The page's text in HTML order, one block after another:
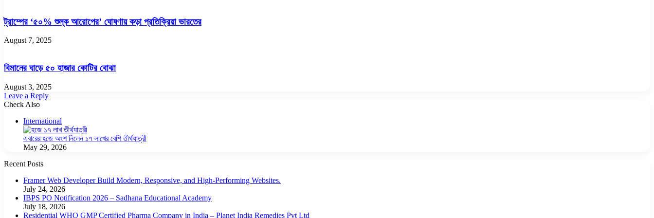
ট্রাম্পের ‘৫০% শুল্ক আরোপের’ ঘোষণায় কড়া প্রতিক্রিয়া ভারতের
August 7, 2025
বিমানের ঘাড়ে ৫০ হাজার কোটির বোঝা
August 3, 2025
Leave a Reply
Check Also
International
এবারের হজে অংশ নিলেন ১৭ লাখের বেশি তীর্থযাত্রী
May 29, 2026
Recent Posts
Framer Web Developer Build Modern, Responsive, and High-Performing Websites.
July 24, 2026
IBPS PO Notification 2026 – Sadhana Educational Academy
July 18, 2026
Residential WHO GMP Certified Pharma Company in India – Planet India Remedies Pvt Ltd